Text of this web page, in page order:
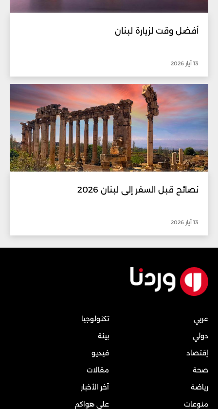
أفضل وقت لزيارة لبنان
13 أيار 2026
نصائح قبل السفر إلى لبنان 2026
13 أيار 2026
عربي
دولي
إقتصاد
صحة
رياضة
منوعات
تكنولوجيا
بيئة
فيديو
مقالات
آخر الأخبار
على هواكم